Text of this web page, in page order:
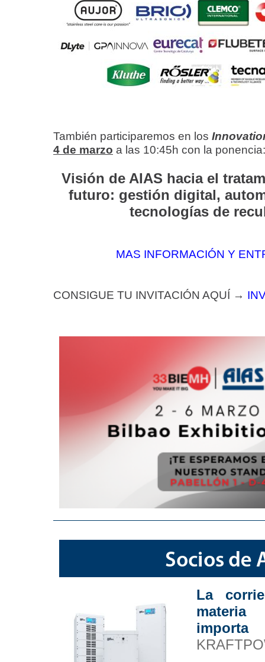
También participaremos en los
4 de marzo a las 10:45h con la
Visión de AIAS hacia el
futuro: gestión digital,
tecnologías de
MAS INFORMACIÓN Y
CONSIGUE TU INVITACIÓN AQUÍ →
La
importa